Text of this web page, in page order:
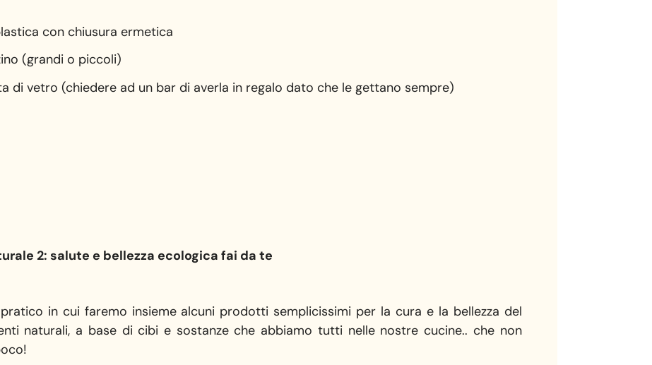
con chiusura ermetica
(grandi o piccoli)
di vetro (chiedere ad un bar di averla in regalo dato che le gettano sempre)
2: salute e bellezza ecologica fai da te
in cui faremo insieme alcuni prodotti semplicissimi per la cura e la bellezza del
naturali, a base di cibi e sostanze che abbiamo tutti nelle nostre cucine.. che non